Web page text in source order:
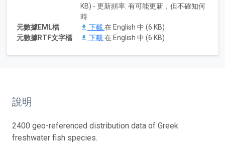
KB) - 更新頻率: 有可能更新，但不確知何
時
元數據EML檔
下載在 English 中 (6 KB)
元數據RTF文字檔
下載在 English 中 (6 KB)
說明
2400 geo-referenced distribution data of Greek
freshwater fish species.